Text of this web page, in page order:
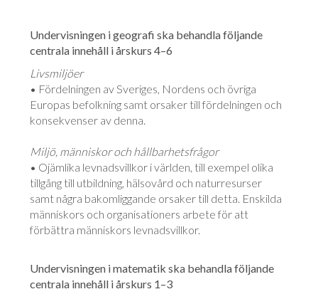
Undervisningen i geografi ska behandla följande
centrala innehåll i årskurs 4–6
Livsmiljöer
• Fördelningen av Sveriges, Nordens och övriga
Europas befolkning samt orsaker till fördelningen och
konsekvenser av denna.
Miljö, människor och hållbarhetsfrågor
• Ojämlika levnadsvillkor i världen, till exempel olika
tillgång till utbildning, hälsovård och naturresurser
samt några bakomliggande orsaker till detta. Enskilda
människors och organisationers arbete för att
förbättra människors levnadsvillkor.
Undervisningen i matematik ska behandla följande
centrala innehåll i årskurs 1–3